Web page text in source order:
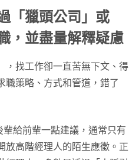
「獵頭公司」或
，並盡量解釋疑慮
，找工作卻一直苦無下文、得
職策略、方式和管道，錯了
輩給前輩一點建議，通常只有
放高階經理人的陌生應徵。正